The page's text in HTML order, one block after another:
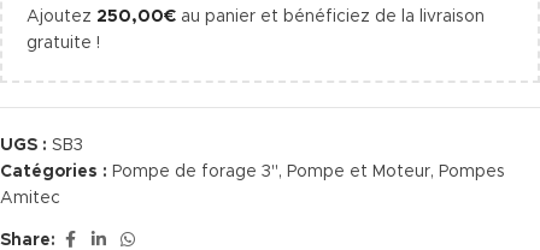
Ajoutez 250,00€ au panier et bénéficiez de la livraison
gratuite !
UGS : SB3
Catégories : Pompe de forage 3", Pompe et Moteur, Pompes
Amitec
Share: